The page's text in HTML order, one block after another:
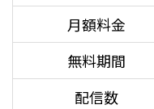
月額料金
無料期間
配信数